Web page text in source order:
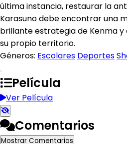
última instancia, restaurar la
Karasuno debe encontrar una
brillante estrategia de Kenma
su propio territorio.
Géneros: Escolares Deportes
Película
Ver Película
Comentarios
Mostrar Comentarios